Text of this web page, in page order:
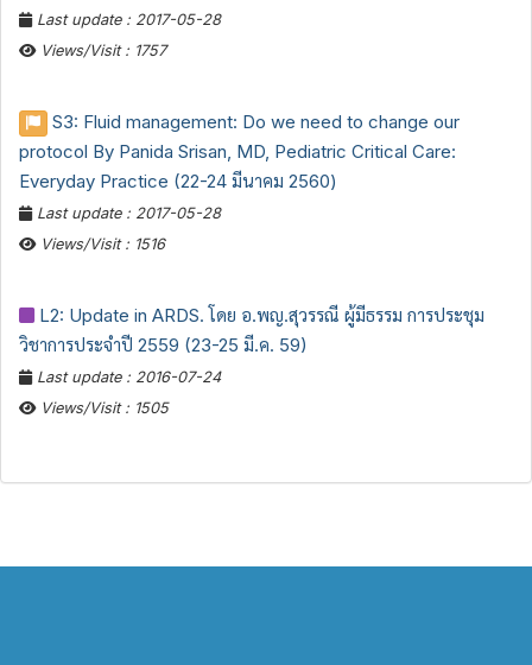
Last update : 2017-05-28
Views/Visit : 1757
S3: Fluid management: Do we need to change our
protocol By Panida Srisan, MD, Pediatric Critical Care:
Everyday Practice (22-24 มีนาคม 2560)
Last update : 2017-05-28
Views/Visit : 1516
L2: Update in ARDS. โดย อ.พญ.สุวรรณี ผู้มีธรรม การประชุม
วิชาการประจำปี 2559 (23-25 มี.ค. 59)
Last update : 2016-07-24
Views/Visit : 1505